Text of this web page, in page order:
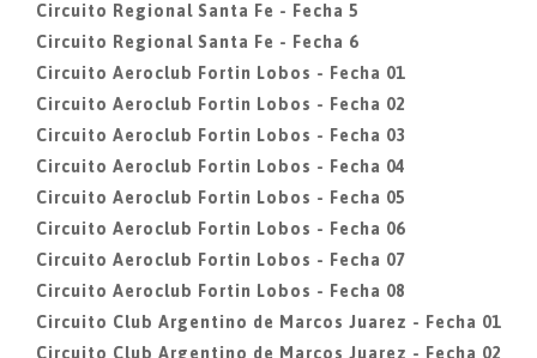
Circuito Regional Santa Fe - Fecha 5
Circuito Regional Santa Fe - Fecha 6
Circuito Aeroclub Fortin Lobos - Fecha 01
Circuito Aeroclub Fortin Lobos - Fecha 02
Circuito Aeroclub Fortin Lobos - Fecha 03
Circuito Aeroclub Fortin Lobos - Fecha 04
Circuito Aeroclub Fortin Lobos - Fecha 05
Circuito Aeroclub Fortin Lobos - Fecha 06
Circuito Aeroclub Fortin Lobos - Fecha 07
Circuito Aeroclub Fortin Lobos - Fecha 08
Circuito Club Argentino de Marcos Juarez - Fecha 01
Circuito Club Argentino de Marcos Juarez - Fecha 02